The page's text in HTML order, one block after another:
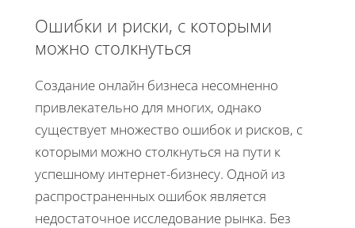
Ошибки и риски, с которыми
можно столкнуться
Создание онлайн бизнеса несомненно
привлекательно для многих, однако
существует множество ошибок и рисков, с
которыми можно столкнуться на пути к
успешному интернет-бизнесу. Одной из
распространенных ошибок является
недостаточное исследование рынка. Без